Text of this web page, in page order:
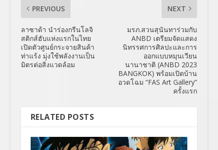
PREVIOUS
ลาซาด้า นำร่องกรีนโลจิ
สติกส์ฮับแห่งแรกในไทย
เปิดตัวศูนย์กระจายสินค้า
ท่าแร้ง มุ่งใช้พลังงานเป็น
มิตรต่อสิ่งแวดล้อม
NEXT
มรภ.สวนสุนันทาร่วมกับ
ANBD เตรียมจัดแสดง
นิทรรศการศิลปะและการ
ออกแบบหมุนเวียน
นานาชาติ (ANBD 2023
BANGKOK) พร้อมเปิดบ้าน
อวดโฉม “FAS Art Gallery”
ครั้งแรก
RELATED POSTS